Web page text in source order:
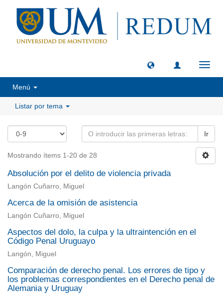
Menú
Listar por tema
Ir
Mostrando ítems 1-20 de 28
Absolución por el delito de violencia privada
Langón Cuñarro, Miguel
Acerca de la omisión de asistencia
Langón Cuñarro, Miguel
Aspectos del dolo, la culpa y la ultraintención en el
Código Penal Uruguayo
Langón, Miguel
Comparación de derecho penal. Los errores de tipo y
los problemas correspondientes en el Derecho penal de
Alemania y Uruguay